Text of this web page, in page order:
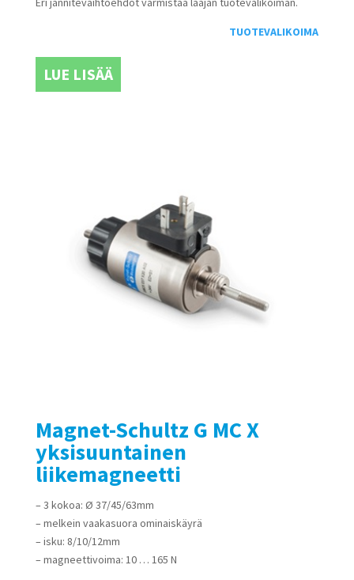
TUOTEVALIKOIMA
LUE LISÄÄ
Magnet-Schultz G MC X
yksisuuntainen
liikemagneetti
– 3 kokoa: Ø 37/45/63mm
– melkein vaakasuora ominaiskäyrä
– isku: 8/10/12mm
– magneettivoima: 10 … 165 N